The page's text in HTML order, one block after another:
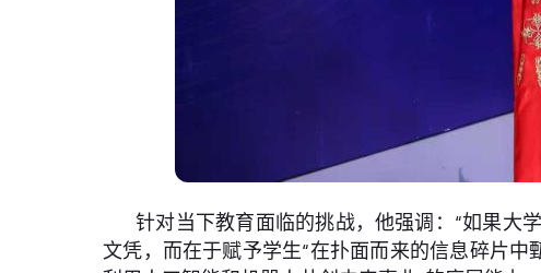
针对当下教育面临的挑战，他强调：“如果大
文凭，而在于赋予学生“在扑面而来的信息碎片